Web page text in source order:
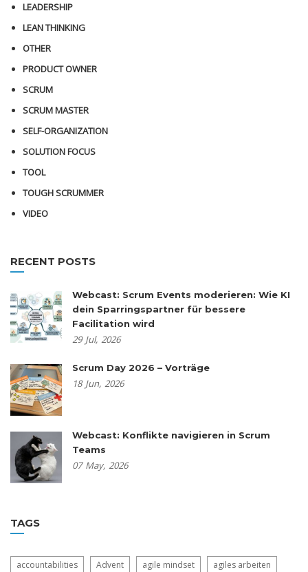
LEADERSHIP
LEAN THINKING
OTHER
PRODUCT OWNER
SCRUM
SCRUM MASTER
SELF-ORGANIZATION
SOLUTION FOCUS
TOOL
TOUGH SCRUMMER
VIDEO
RECENT POSTS
Webcast: Scrum Events moderieren: Wie KI
dein Sparringspartner für bessere
Facilitation wird
29 Jul, 2026
Scrum Day 2026 – Vorträge
18 Jun, 2026
Webcast: Konflikte navigieren in Scrum
Teams
07 May, 2026
TAGS
accountabilities Advent agile mindset agiles arbeiten